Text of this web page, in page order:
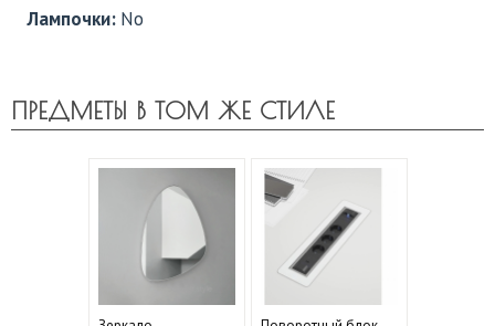
Лампочки: No
ПРЕДМЕТЫ В ТОМ ЖЕ СТИЛЕ